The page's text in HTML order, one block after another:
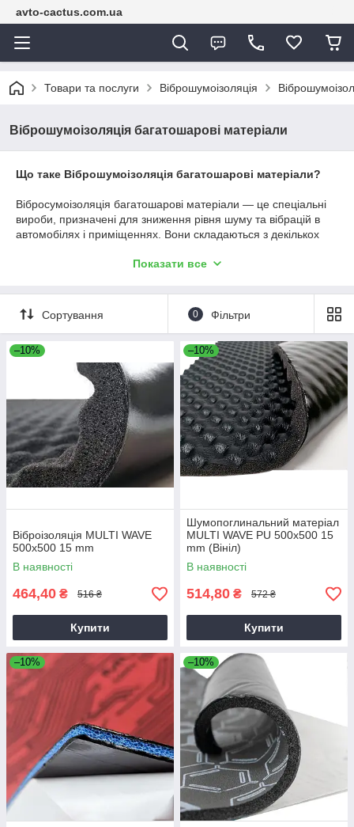
avto-cactus.com.ua
Товари та послуги Віброшумоізоляція
Віброшумоізоляція багатошарові матеріали
Що таке Віброшумоізоляція багатошарові матеріали?
Вібросумоізоляція багатошарові матеріали — це спеціальні
вироби, призначені для зниження рівня шуму та вібрацій в
автомобілях і приміщеннях. Вони складаються з декількох
поглинання звуку та зменшення вібрацій.
SEO-опис для інтернет-магазину Авто Кактус:
🌟 Хочете купити вібросумоізоляцію багатошарові матеріали?
У нас в Авто Кактус чудові ціни! 💰 Слідкуйте за акціями,
знижками та вигідними пропонуваннями. Наші товари
вирізняються високими характеристиками та мають позитивні
відгуки. Ми пропонуємо гарантію на продукцію, кешбек і
можливість оплати в розшарочку. 🔄 Швидка доставка по
Україні, зокрема в Харків! 🚚 Не проґавте шанс поліпшити
свій автомобіль!
Показати все
Сортування 0 Фільтри
–10%
Віброізоляція MULTI WAVE
500х500 15 mm
В наявності
464,40 ₴ 516 ₴
Купити
–10%
Шумопоглинальний матеріал
MULTI WAVE PU 500х500 15
mm (Вініл)
В наявності
514,80 ₴ 572 ₴
Купити
–10% –10%